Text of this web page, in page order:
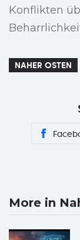
Konflikten
NAHER OSTEN
More in